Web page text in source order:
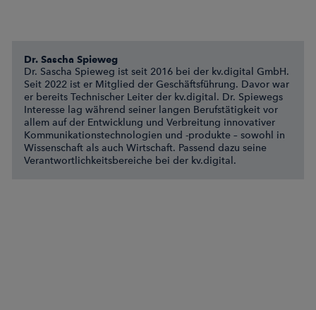
Dr. Sascha Spieweg
Dr. Sascha Spieweg ist seit 2016 bei der kv.digital GmbH.
Seit 2022 ist er Mitglied der Geschäftsführung. Davor war
er bereits Technischer Leiter der kv.digital. Dr. Spiewegs
Interesse lag während seiner langen Berufstätigkeit vor
allem auf der Entwicklung und Verbreitung innovativer
Kommunikationstechnologien und -produkte – sowohl in
Wissenschaft als auch Wirtschaft. Passend dazu seine
Verantwortlichkeitsbereiche bei der kv.digital.